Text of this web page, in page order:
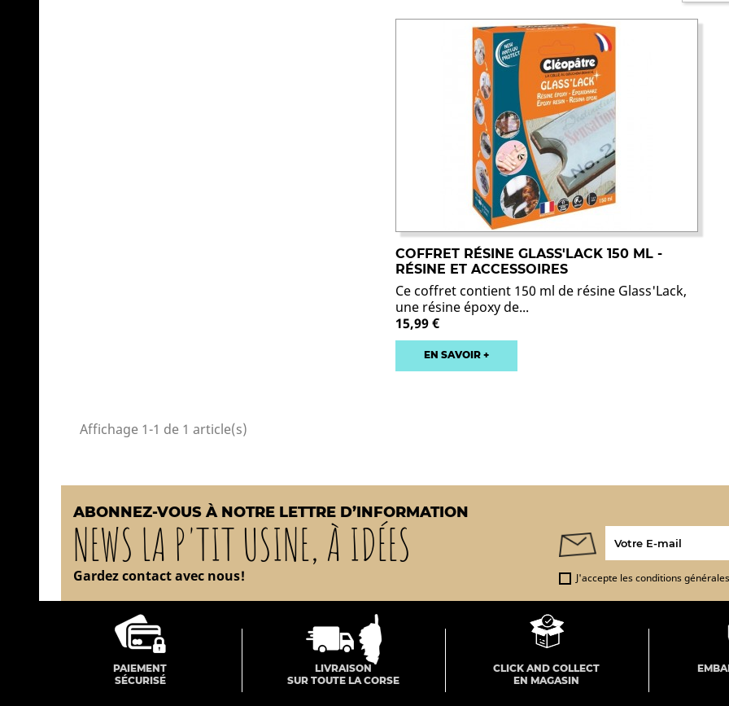
COFFRET RÉSINE GLASS'LACK 150 ML -
RÉSINE ET ACCESSOIRES
Ce coffret contient 150 ml de résine Glass'Lack,
une résine époxy de...
15,99 €
EN SAVOIR +
Affichage 1-1 de 1 article(s)
ABONNEZ-VOUS À NOTRE LETTRE D’INFORMATION
NEWS LA P'TIT USINE, À IDÉES
Gardez contact avec nous! J'accepte les conditions
PAIEMENT
SÉCURISÉ
LIVRAISON
SUR TOUTE LA CORSE
CLICK AND COLLECT
EN MAGASIN